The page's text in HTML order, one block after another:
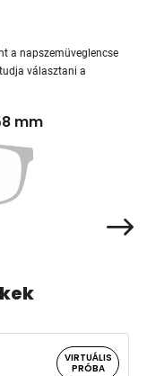
a napszemüveglencse
választani a
mm
VIRTUÁLIS
PRÓBA